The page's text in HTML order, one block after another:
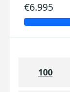
€6.995
100